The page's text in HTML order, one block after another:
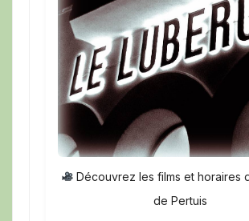
Découvrez les films et horaires
de Pertuis